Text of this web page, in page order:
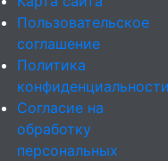
Пользовательское
соглашение
Политика
Согласие на
обработку
персональных